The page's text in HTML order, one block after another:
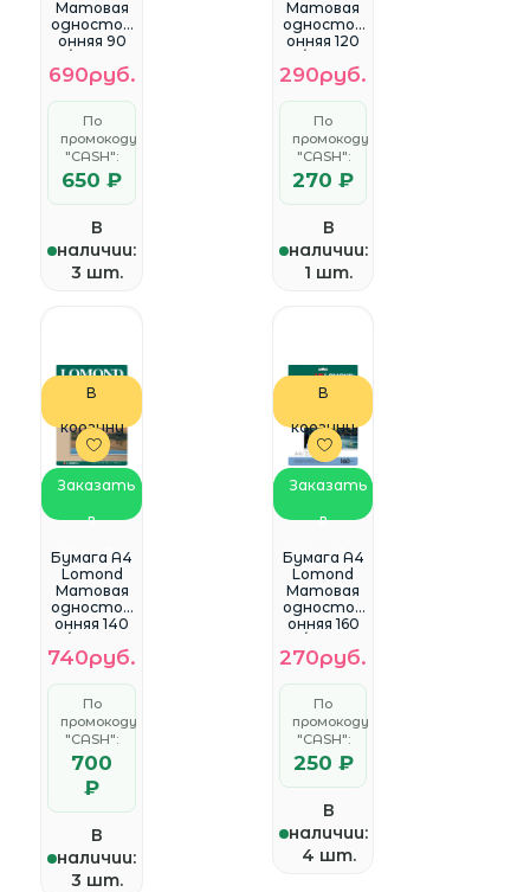
Матовая
одностор
онняя 90
(0102001)
690руб.
По
промокоду
"CASH":
650 ₽
В
наличии:
3 шт.
Матовая
одностор
онняя 120
(0102030)
290руб.
По
промокоду
"CASH":
270 ₽
В
наличии:
1 шт.
В
корзину
Заказать
в
WhatsApp
Бумага A4
Lomond
Матовая
одностор
онняя 140
(0102074)
740руб.
По
промокоду
"CASH":
700
₽
В
наличии:
3 шт.
В
корзину
Заказать
в
WhatsApp
Бумага A4
Lomond
Матовая
одностор
онняя 160
(0102031)
270руб.
По
промокоду
"CASH":
250 ₽
В
наличии:
4 шт.